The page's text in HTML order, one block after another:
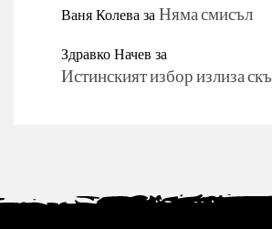
Ваня КолевазаНяма смисъл
Здравко Начевза
Истинският избор излиза